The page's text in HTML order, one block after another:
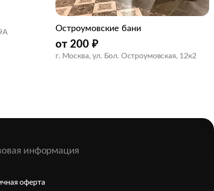
Остроумовские бани
от 200 ₽
г. Москва, ул. Бол. Остроумовская, 12к2
информация
оферта